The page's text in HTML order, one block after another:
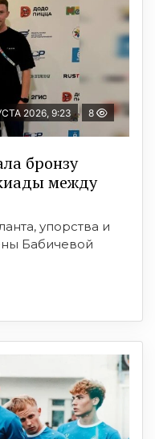
2026, 9:23 8
бронзу
между
упорства и
Бабичевой